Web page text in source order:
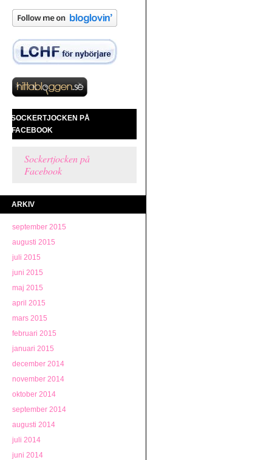
SOCKERTJOCKEN PÅ
FACEBOOK
Sockertjocken på
Facebook
ARKIV
september 2015
augusti 2015
juli 2015
juni 2015
maj 2015
april 2015
mars 2015
februari 2015
januari 2015
december 2014
november 2014
oktober 2014
september 2014
augusti 2014
juli 2014
juni 2014